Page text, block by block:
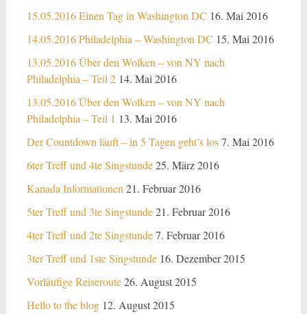
15.05.2016 Einen Tag in Washington DC 16. Mai 2016
14.05.2016 Philadelphia – Washington DC 15. Mai 2016
13.05.2016 Über den Wolken – von NY nach
Philadelphia – Teil 2 14. Mai 2016
13.05.2016 Über den Wolken – von NY nach
Philadelphia – Teil 1 13. Mai 2016
Der Countdown läuft – in 5 Tagen geht’s los7. Mai 2016
6ter Treff und 4te Singstunde25. März 2016
Kanada Informationen 21. Februar 2016
5ter Treff und 3te Singstunde21. Februar 2016
4ter Treff und 2te Singstunde7. Februar 2016
3ter Treff und 1ste Singstunde 16. Dezember 2015
Vorläufige Reiseroute26. August 2015
Hello to the blog 12. August 2015